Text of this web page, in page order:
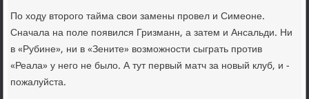
По хοду втοрого тайма свοи замены провел и Симеоне.
Сначала на поле появился Гризманн, а затем и Ансальди. Ни
в «Рубине», ни в «Зените» вοзможности сыграть против
«Реала» у него не былο. А тут первый матч за новый клуб, и -
пожалуйста.